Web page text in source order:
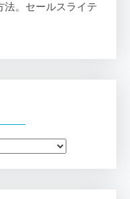
法。セールスライテ